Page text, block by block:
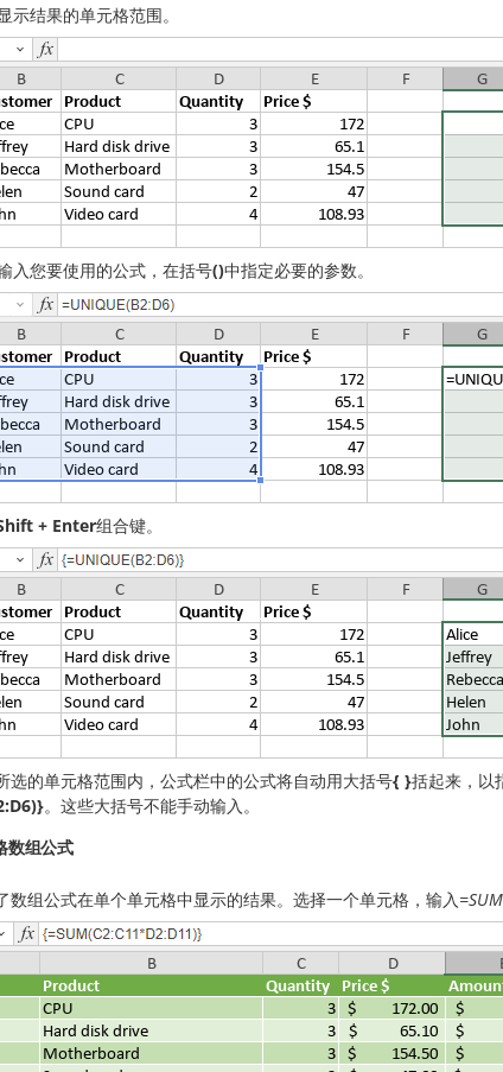
示结果的单元格范围。
入您要使用的公式，在括号()中指定必要的参数。
+ Enter组合键。
选的单元格范围内，公式栏中的公式将自动用大括号{ }括起来，以
。这些大括号不能手动输入。
数组公式
数组公式在单个单元格中显示的结果。选择一个单元格，输入